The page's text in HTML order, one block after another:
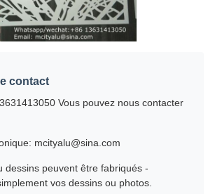
contact
Vous pouvez nous contacter
mcityalu@sina.com
dessins peuvent être fabriqués -
vos dessins ou photos.